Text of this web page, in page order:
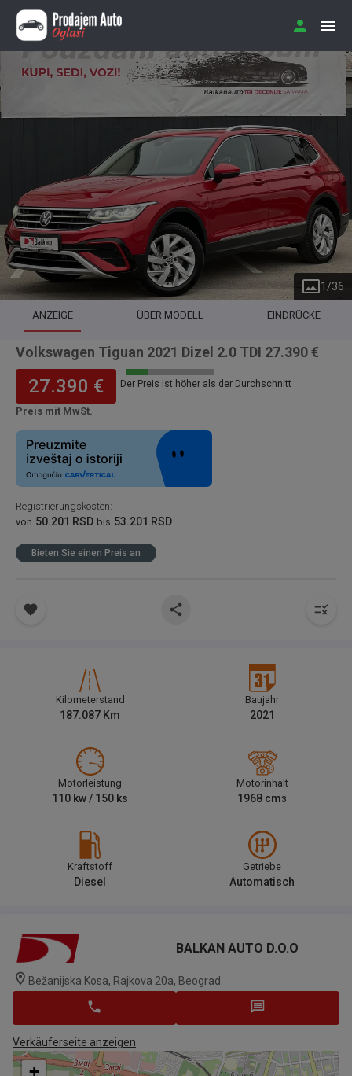
1 /36
ANZEIGE ÜBER MODELL EINDRÜCKE
Volkswagen Tiguan 2021 Dizel 2.0 TDI 27.390 €
27.390 €
Preis mit MwSt.
Der Preis ist höher als der Durchschnitt
Registrierungskosten:
von 50.201 RSD bis 53.201 RSD
Bieten Sie einen Preis an
Kilometerstand
187.087 Km
Baujahr
2021
Motorleistung
110 kw / 150 ks
Motorinhalt
1968 cm3
Kraftstoff
Diesel
Getriebe
Automatisch
BALKAN AUTO D.O.O
Bežanijska Kosa, Rajkova 20a, Beograd
Verkäuferseite anzeigen
+